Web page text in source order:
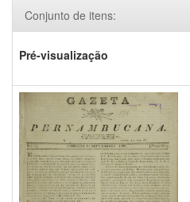
Conjunto de itens:
Pré-visualização